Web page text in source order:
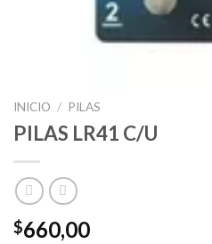
INICIO / PILAS
PILAS LR41 C/U
$660,00